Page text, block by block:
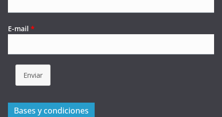
E-mail *
Enviar
Bases y condiciones